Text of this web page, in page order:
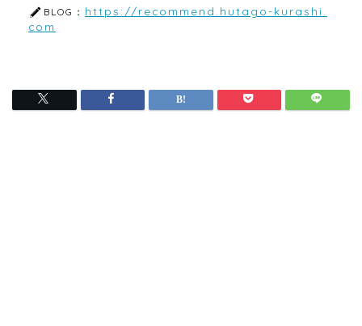
BLOG： https://recommend.hutago-kurashi.
com